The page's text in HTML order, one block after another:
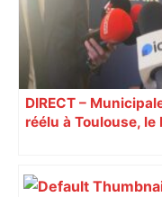
DIRECT –
réélu à Toulouse, le